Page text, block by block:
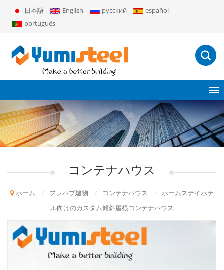
日本語 English русский
español
português
コンテナハウス
ホーム / プレハブ建物 / コンテナハウス /
ホームステイホテ
ル向けのカスタム傾斜屋根コンテナハウス